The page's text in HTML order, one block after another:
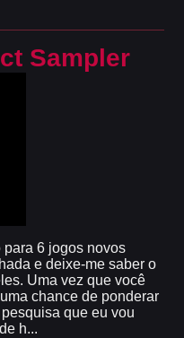
Sampler
6 jogos novos
e deixe-me saber o
Uma vez que você
chance de ponderar
que eu vou
h...